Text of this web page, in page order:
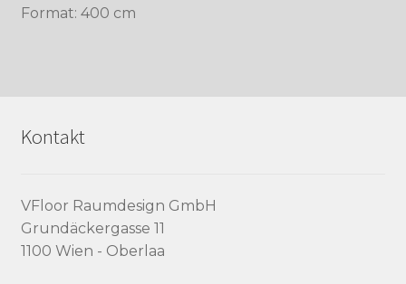
Format: 400 cm
Kontakt
VFloor Raumdesign GmbH
Grundäckergasse 11
1100 Wien - Oberlaa